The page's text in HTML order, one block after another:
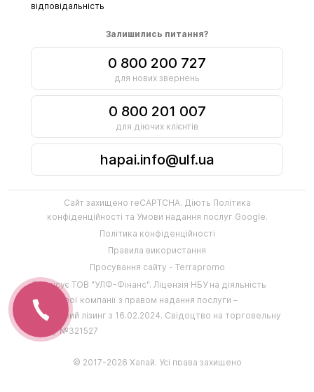
відповідальність
Залишились питання?
0 800 200 727
для нових звернень
0 800 201 007
для діючих клієнтів
hapai.info@ulf.ua
© 2017-2026 Хапай. Усі права захищено
Фінансує ТОВ "УЛФ-Фінанс". Ліцензія НБУ на діяльність
фінансової компанії з правом надання послуги –
фінансовий лізинг з 16.02.2024. Свідоцтво на торговельну
марку №321527
Політика конфіденційності
Правила використання
Просування сайту - Terrapromo
Сайт захищено reCAPTCHA. Діють Політика
конфіденційності та Умови надання послуг Google.